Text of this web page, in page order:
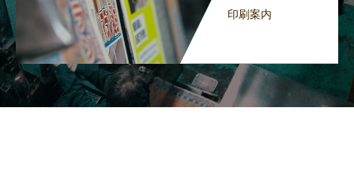
印刷案内